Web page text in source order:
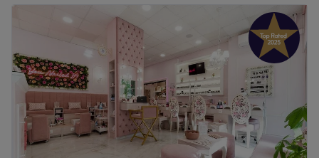
21:00
09:00–18:00
09:00 –21:00
Παρασκευή
09:00
21:00
Σάββατο
09:00 – 17:00
Κυριακή
Κλειστό
Το B30-Bethirty Nails στο Περιστέρι δραστηριοποιείται στον
κλάδο της ονυχοπλαστικής και παρέχει υπηρεσίες